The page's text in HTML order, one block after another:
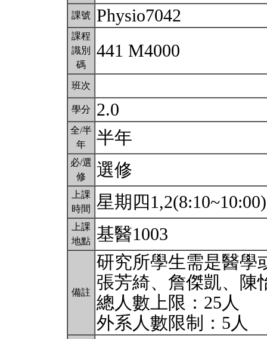
課號 Physio7042
課程
識別
碼
441 M4000
班次
學分 2.0
全/半
年
半年
必/選
修
選修
上課
時間
星期四
上課
地點
基醫1003
備註
研究所學生需是醫學
張芳綺、詹傑凱、陳
總人數上限：25人
外系人數限制：5人